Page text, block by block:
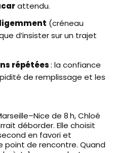
attendu.
(créneau
d’insister sur un trajet
répétées: la confiance
de remplissage et les
de 8 h, Chloé
déborder. Elle choisit
en favori et
point de rencontre. Quand